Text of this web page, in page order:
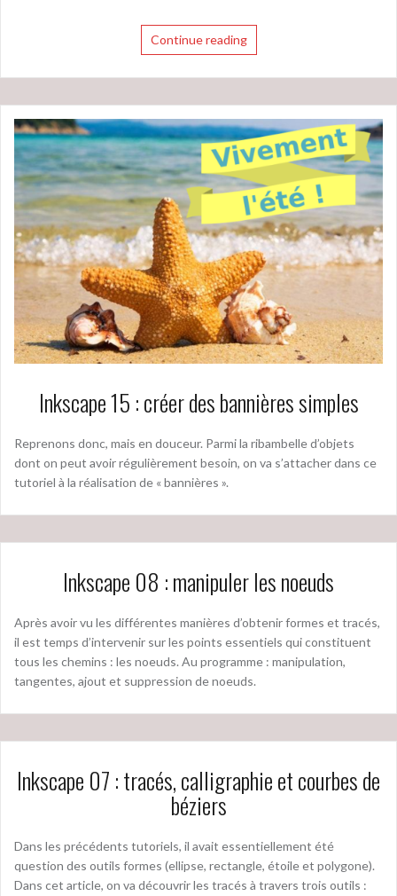
Continue reading
Inkscape 15 : créer des bannières simples
Reprenons donc, mais en douceur. Parmi la ribambelle d’objets
dont on peut avoir régulièrement besoin, on va s’attacher dans ce
tutoriel à la réalisation de « bannières ».
Inkscape 08 : manipuler les noeuds
Après avoir vu les différentes manières d’obtenir formes et tracés,
il est temps d’intervenir sur les points essentiels qui constituent
tous les chemins : les noeuds. Au programme : manipulation,
tangentes, ajout et suppression de noeuds.
Inkscape 07 : tracés, calligraphie et courbes de
béziers
Dans les précédents tutoriels, il avait essentiellement été
question des outils formes (ellipse, rectangle, étoile et polygone).
Dans cet article, on va découvrir les tracés à travers trois outils :